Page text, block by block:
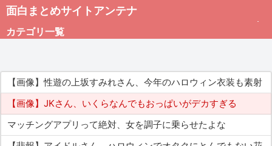
面白まとめサイトアンテナ
カテゴリ一覧
総合
アダルト
【画像】性遊の上坂すみれさん、今年のハロウィン衣装も素射
【画像】JKさん、いくらなんでもおっぱいがデカすぎる
マッチングアプリって絶対、女を調子に乗らせたよな